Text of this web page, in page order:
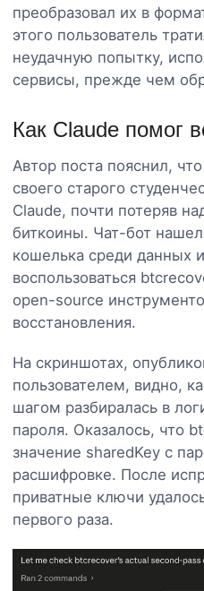
преобразовал их в
этого пользователь
неудачную попытку,
сервисы, прежде чем
Как Claude помог
Автор поста пояснил,
своего старого
Claude, почти потеряв
биткоины. Чат-бот
кошелька среди данных
воспользоваться
open-source
восстановления.
На скриншотах,
пользователем, видно,
шагом разбиралась в
пароля. Оказалось, что
значение sharedKey с
расшифровке. После
приватные ключи
первого раза.